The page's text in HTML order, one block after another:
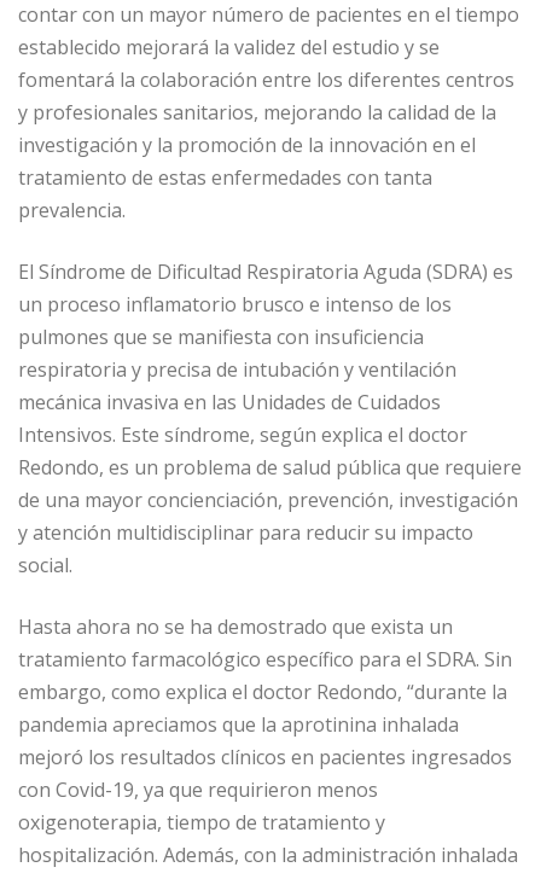
contar con un mayor número de pacientes en el tiempo
establecido mejorará la validez del estudio y se
fomentará la colaboración entre los diferentes centros
y profesionales sanitarios, mejorando la calidad de la
investigación y la promoción de la innovación en el
tratamiento de estas enfermedades con tanta
prevalencia.
El Síndrome de Dificultad Respiratoria Aguda (SDRA) es
un proceso inflamatorio brusco e intenso de los
pulmones que se manifiesta con insuficiencia
respiratoria y precisa de intubación y ventilación
mecánica invasiva en las Unidades de Cuidados
Intensivos. Este síndrome, según explica el doctor
Redondo, es un problema de salud pública que requiere
de una mayor concienciación, prevención, investigación
y atención multidisciplinar para reducir su impacto
social.
Hasta ahora no se ha demostrado que exista un
tratamiento farmacológico específico para el SDRA. Sin
embargo, como explica el doctor Redondo, “durante la
pandemia apreciamos que la aprotinina inhalada
mejoró los resultados clínicos en pacientes ingresados
con Covid-19, ya que requirieron menos
oxigenoterapia, tiempo de tratamiento y
hospitalización. Además, con la administración inhalada